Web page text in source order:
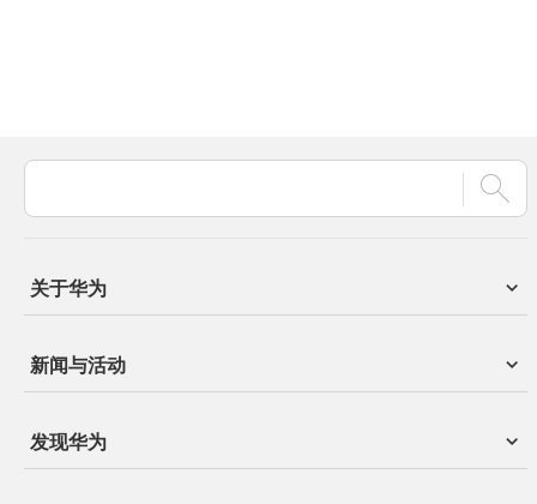
关于华为
新闻与活动
发现华为